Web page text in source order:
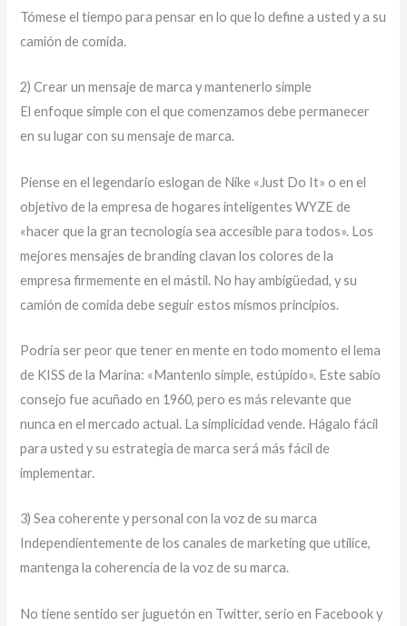
Tómese el tiempo para pensar en lo que lo define a usted y a su
camión de comida.
2) Crear un mensaje de marca y mantenerlo simple
El enfoque simple con el que comenzamos debe permanecer
en su lugar con su mensaje de marca.
Piense en el legendario eslogan de Nike «Just Do It» o en el
objetivo de la empresa de hogares inteligentes WYZE de
«hacer que la gran tecnología sea accesible para todos». Los
mejores mensajes de branding clavan los colores de la
empresa firmemente en el mástil. No hay ambigüedad, y su
camión de comida debe seguir estos mismos principios.
Podría ser peor que tener en mente en todo momento el lema
de KISS de la Marina: «Mantenlo simple, estúpido». Este sabio
consejo fue acuñado en 1960, pero es más relevante que
nunca en el mercado actual. La simplicidad vende. Hágalo fácil
para usted y su estrategia de marca será más fácil de
implementar.
3) Sea coherente y personal con la voz de su marca
Independientemente de los canales de marketing que utilice,
mantenga la coherencia de la voz de su marca.
No tiene sentido ser juguetón en Twitter, serio en Facebook y